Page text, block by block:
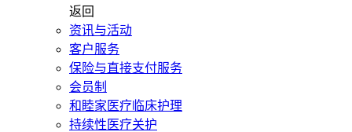
返回
资讯与活动
客户服务
保险与直接支付服务
会员制
和睦家医疗临床护理
持续性医疗关护